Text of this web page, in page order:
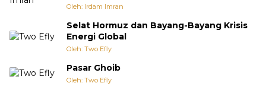
Oleh: Irdam Imran
Selat Hormuz dan Bayang-Bayang Krisis
Energi Global
Oleh: Two Efly
Pasar Ghoib
Oleh: Two Efly